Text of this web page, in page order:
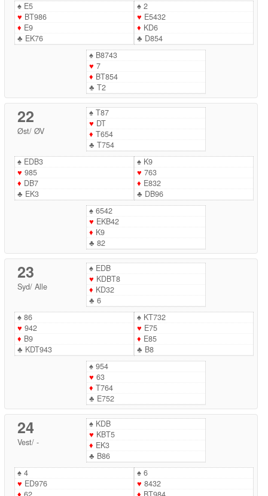
♠E5
♥ BT986
♦ E9
♣ EK76
♠2
♥ E5432
♦ KD6
♣ D854
♠B8743
♥ 7
♦ BT854
♣ T2
22
Øst/ ØV
♠T87
♥ DT
♦ T654
♣ T754
♠EDB3
♥ 985
♦ DB7
♣ EK3
♠K9
♥ 763
♦ E832
♣ DB96
♠6542
♥ EKB42
♦ K9
♣ 82
23
Syd/ Alle
♠EDB
♥ KDBT8
♦ KD32
♣ 6
♠86
♥ 942
♦ B9
♣ KDT943
♠KT732
♥ E75
♦ E85
♣ B8
♠954
♥ 63
♦ T764
♣ E752
24
Vest/ -
♠KDB
♥ KBT5
♦ EK3
♣ B86
♠4
♥ ED976
♠6
♥ 8432